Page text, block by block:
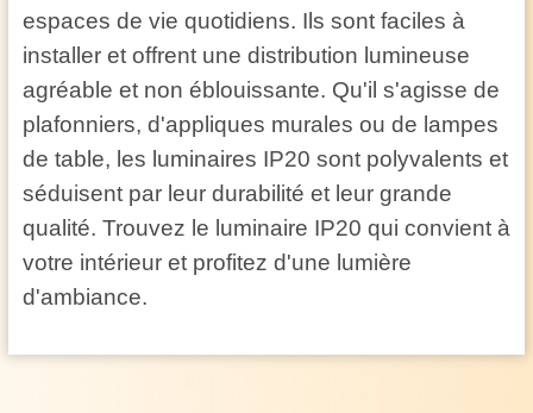
espaces de vie quotidiens. Ils sont faciles à
installer et offrent une distribution lumineuse
agréable et non éblouissante. Qu'il s'agisse de
plafonniers, d'appliques murales ou de lampes
de table, les luminaires IP20 sont polyvalents et
séduisent par leur durabilité et leur grande
qualité. Trouvez le luminaire IP20 qui convient à
votre intérieur et profitez d'une lumière
d'ambiance.